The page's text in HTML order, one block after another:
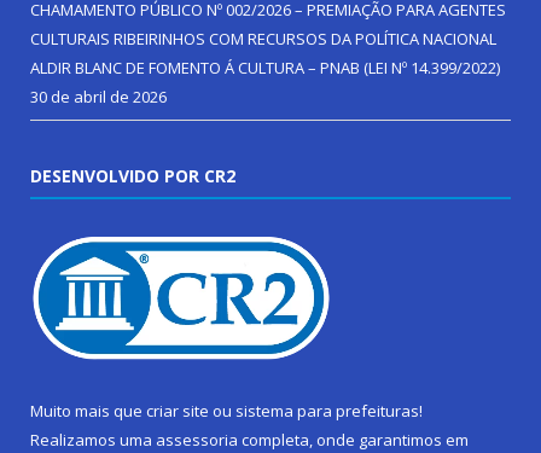
CHAMAMENTO PÚBLICO Nº 002/2026 – PREMIAÇÃO PARA AGENTES
CULTURAIS RIBEIRINHOS COM RECURSOS DA POLÍTICA NACIONAL
ALDIR BLANC DE FOMENTO Á CULTURA – PNAB (LEI Nº 14.399/2022)
30 de abril de 2026
DESENVOLVIDO POR CR2
Muito mais que criar site ou sistema para prefeituras!
Realizamos uma assessoria completa, onde garantimos em